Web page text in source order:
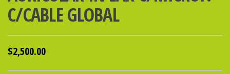
C/CABLE GLOBAL
$2,500.00